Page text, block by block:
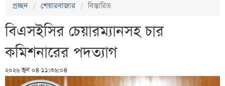
প্রচ্ছদ শেয়ারবাজার বিস্তারিত
বিএসইসির চেয়ারম্যানসহ চার
কমিশনারের পদত্যাগ
২০২৬ জুন ০৪ ১১:৩৬:০৪